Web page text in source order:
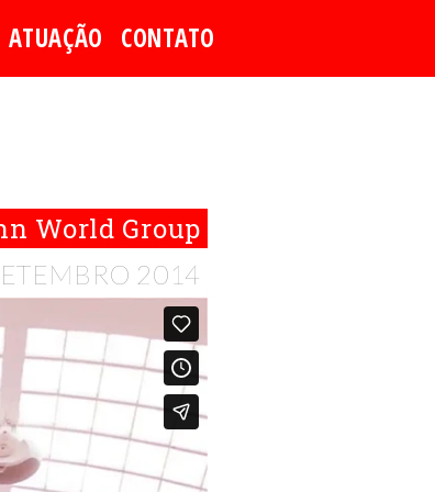
ATUAÇÃO CONTATO
World Group
2014
Prox